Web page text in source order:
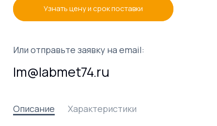
Узнать цену и срок поставки
Или отправьте заявку на email:
lm@labmet74.ru
Описание Характеристики